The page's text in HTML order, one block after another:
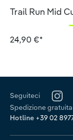
Valutazione
Trail Run Mid
24,90 €*
Seguiteci
Spedizione
Hotline +39 02